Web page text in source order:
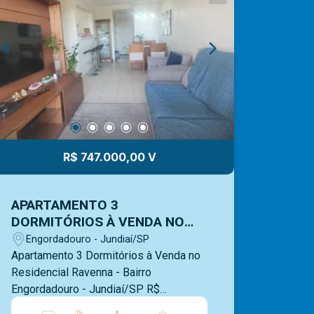
experiência na administração de
imóveis para venda ou locação.
Contamos com uma ampla opção de
imóveis residenciais, comerciais e
lançamentos e equipe Mediterrâneo
Imóveis é especializada e recebe
treinamento exclusivo para melhor te
atender. Ligue e solicite seu
R$ 747.000,00 V
APARTAMENTO 3
DORMITÓRIOS À VENDA NO
RESIDENCIAL RAVENNA -
ENGORDADOURO - JUNDIAÍ/SP
Engordadouro - Jundiaí/SP
Apartamento 3 Dormitórios à Venda no
Residencial Ravenna - Bairro
Engordadouro - Jundiaí/SP R$
747.000,00 Apartamento 86m² de área